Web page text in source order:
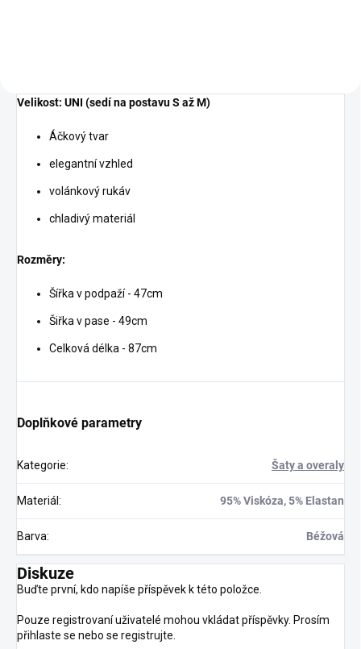
Velikost: UNI (sedí na postavu S až M)
Áčkový tvar
elegantní vzhled
volánkový rukáv
chladivý materiál
Rozměry:
Šířka v podpaží - 47cm
Šiřka v pase - 49cm
Celková délka - 87cm
Doplňkové parametry
Kategorie: Šaty a overaly
Materiál : 95% Viskóza, 5% Elastan
Barva: Béžová
Diskuze
Buďte první, kdo napíše příspěvek k této položce.
Pouze registrovaní uživatelé mohou vkládat příspěvky. Prosím
přihlaste se nebo se registrujte